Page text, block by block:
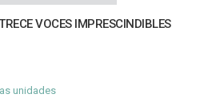
VOCES IMPRESCINDIBLES
unidades